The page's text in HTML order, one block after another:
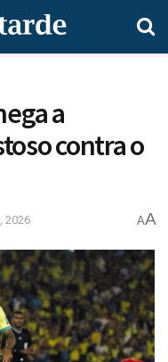
a
contra o
2026 AA